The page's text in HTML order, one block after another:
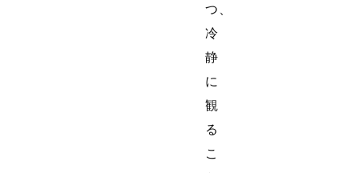
つ、
冷
静
に
観
る
こ